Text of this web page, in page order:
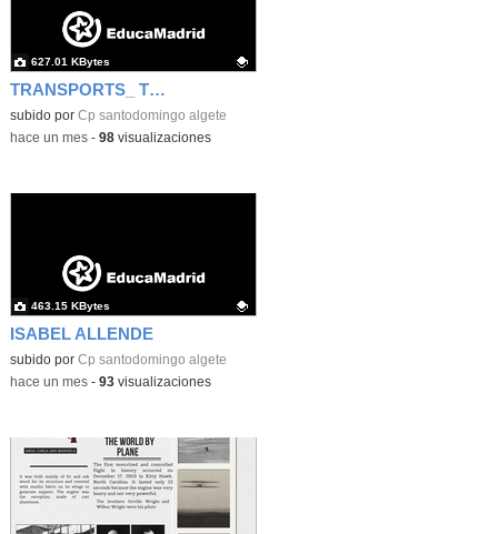
TRANSPORTS_ TIME TRAVEL
Contenido educativo.
subido por Cp santodomingo algete
627.01 KBytes
-hace un mes- 98visualizaciones
ISABEL ALLENDE
Contenido educativo.
subido por Cp santodomingo algete
463.15 KBytes
-hace un mes- 93visualizaciones